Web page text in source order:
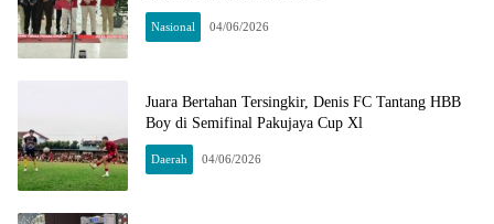
Nasional 04/06/2026
Juara Bertahan Tersingkir, Denis FC Tantang HBB
Boy di Semifinal Pakujaya Cup Xl
Daerah 04/06/2026